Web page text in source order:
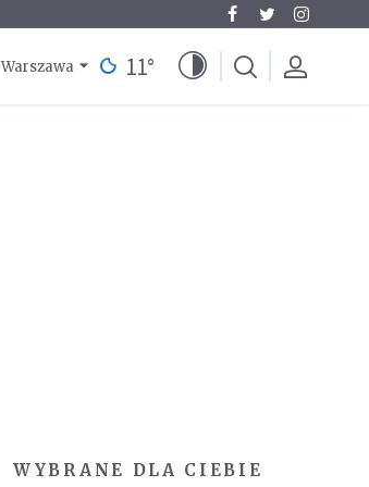
Warszawa 11°
WYBRANE DLA CIEBIE